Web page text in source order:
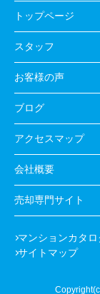
トップページ
スタッフ
お客様の声
ブログ
アクセスマップ
会社概要
売却専門サイト
マンションカタロ
サイトマップ